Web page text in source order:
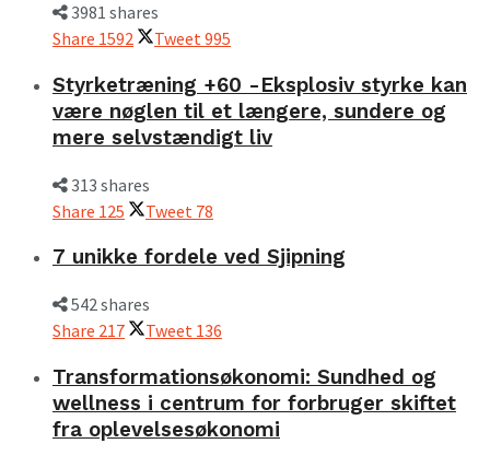
3981 shares
Share 1592 Tweet995
Styrketræning +60 -Eksplosiv styrke kan
være nøglen til et længere, sundere og
mere selvstændigt liv
313 shares
Share 125 Tweet 78
7 unikke fordele ved Sjipning
542 shares
Share 217 Tweet 136
Transformationsøkonomi: Sundhed og
wellness i centrum for forbruger skiftet
fra oplevelsesøkonomi